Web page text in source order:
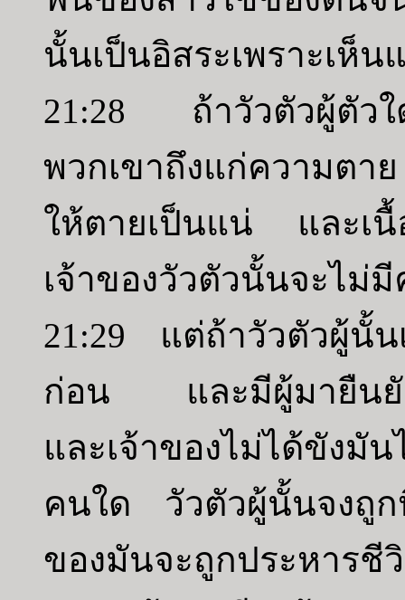
นั้นเป็นอิสระเพราะเห็
21:28 ถ้าวัวตัวผู้ตัวใ
พวกเขาถึงแก่ความตา
ให้ตายเป็นแน่ และเ
เจ้าของวัวตัวนั้นจะไม่
21:29 แต่ถ้าวัวตัวผู้นั้น
ก่อน และมีผู้มายืนยัน
และเจ้าของไม่ได้ขัง
คนใด วัวตัวผู้นั้นจงถูก
ของมันจะถูกประหารชี